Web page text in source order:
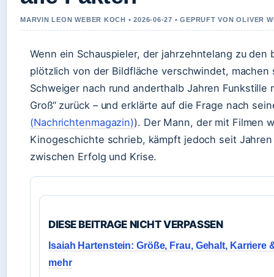
MARVIN LEON WEBER KOCH • 2026-06-27 • GEPRUFT VON OLIVER
Wenn ein Schauspieler, der jahrzehntelang zu
plötzlich von der Bildfläche verschwindet,
Schweiger nach rund anderthalb Jahren
Groß“ zurück – und erklärte auf die Frage nach
(Nachrichtenmagazin)). Der Mann, der mit Filmen
Kinogeschichte schrieb, kämpft jedoch seit
zwischen Erfolg und Krise.
DIESE BEITRAGE NICHT VERPASSEN
Isaiah Hartenstein: Größe, Frau, Gehalt, Karriere
mehr